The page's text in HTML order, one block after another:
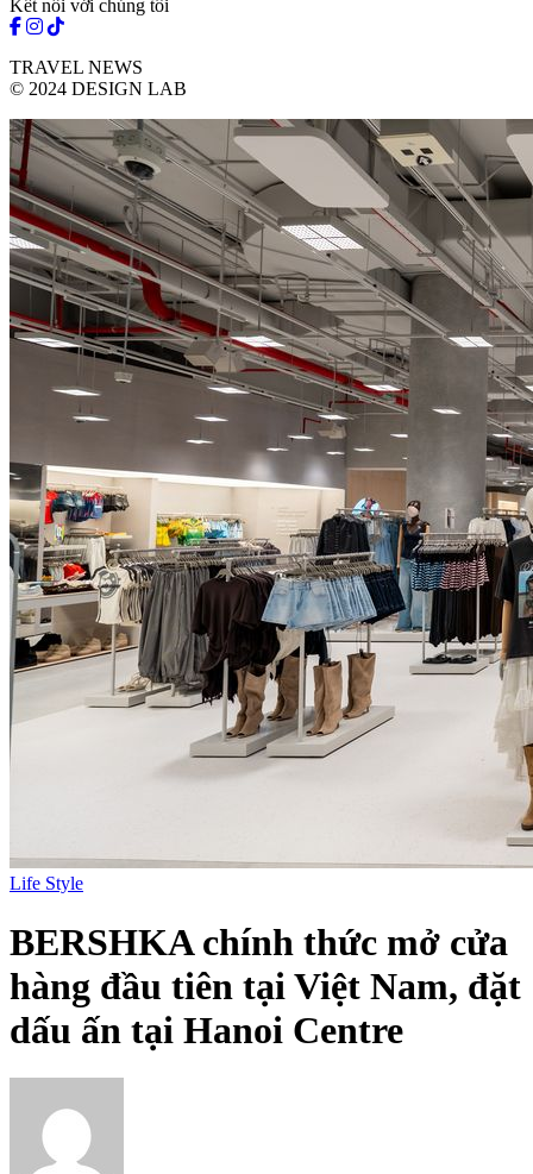
Kết nối với chúng tôi
TRAVEL NEWS
© 2024 DESIGN LAB
Life Style
BERSHKA chính thức mở cửa
hàng đầu tiên tại Việt Nam, đặt
dấu ấn tại Hanoi Centre